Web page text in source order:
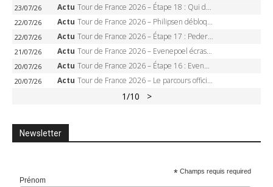
23/07/26 Actu Tour de France 2026 – Étape 18 : Qui domptera Orcières-Merlette, première marche vers l’Alpe d’Huez ?
22/07/26 Actu Tour de France 2026 – Philipsen débloque son compteur à Voiron, Pedersen en danger pour le maillot vert
22/07/26 Actu Tour de France 2026 – Étape 17 : Pedersen peut-il verrouiller le maillot vert à Voiron ?
21/07/26 Actu Tour de France 2026 – Evenepoel écrase le chrono d’Évian, Seixas 4e, Lipowitz abandonne
20/07/26 Actu Tour de France 2026 – Étape 16 : Evenepoel, Pogacar, Ganna… qui domptera le chrono d’Évian pour redessiner le podium ?
20/07/26 Actu Tour de France 2026 – Le parcours officiel complet : 21 étapes, profils, carte et dates
1/10 >
Newsletter
* Champs requis required
Prénom